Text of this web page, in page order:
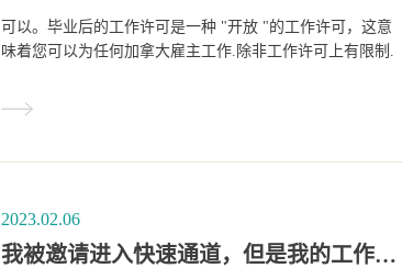
可以。毕业后的工作许可是一种 "开放 "的工作许可，这意
味着您可以为任何加拿大雇主工作.除非工作许可上有限制.
2023.02.06
我被邀请进入快速通道，但是我的工作许可过期了，怎么办？